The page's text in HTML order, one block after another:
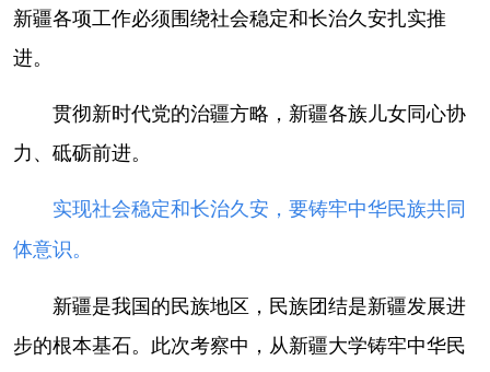
新疆各项工作必须围绕社会稳定和长治久安扎实推
进。
贯彻新时代党的治疆方略，新疆各族儿女同心协
力、砥砺前进。
实现社会稳定和长治久安，要铸牢中华民族共同
体意识。
新疆是我国的民族地区，民族团结是新疆发展进
步的根本基石。此次考察中，从新疆大学铸牢中华民